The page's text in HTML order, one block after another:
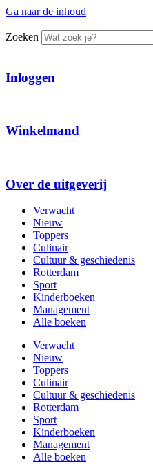
Ga naar de inhoud
Zoeken
Inloggen
Winkelmand
Over de uitgeverij
Verwacht
Nieuw
Toppers
Culinair
Cultuur & geschiedenis
Rotterdam
Sport
Kinderboeken
Management
Alle boeken
Verwacht
Nieuw
Toppers
Culinair
Cultuur & geschiedenis
Rotterdam
Sport
Kinderboeken
Management
Alle boeken